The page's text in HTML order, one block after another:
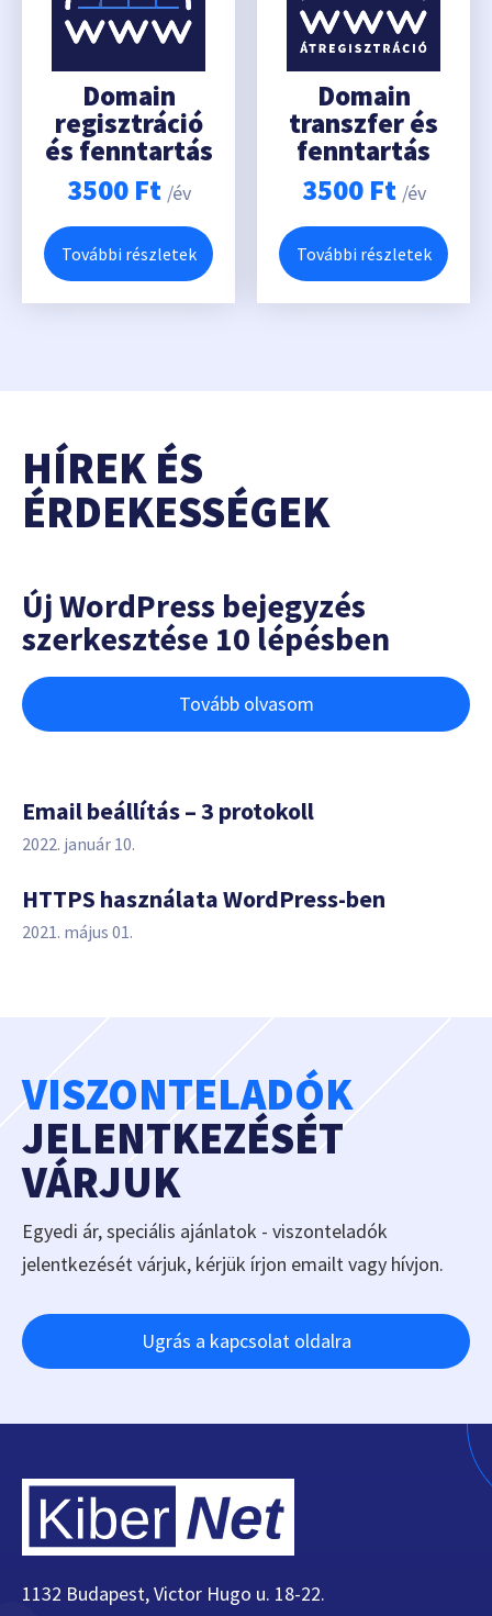
Domain
regisztráció
és fenntartás
3500 Ft /év
További részletek
Domain
transzfer és
fenntartás
3500 Ft /év
További részletek
HÍREK ÉS
ÉRDEKESSÉGEK
Új WordPress bejegyzés
szerkesztése 10 lépésben
Tovább olvasom
Email beállítás – 3 protokoll
2022. január 10.
HTTPS használata WordPress-ben
2021. május 01.
VISZONTELADÓK
JELENTKEZÉSÉT
VÁRJUK
Egyedi ár, speciális ajánlatok - viszonteladók
jelentkezését várjuk, kérjük írjon emailt vagy hívjon.
Ugrás a kapcsolat oldalra
1132 Budapest, Victor Hugo u. 18-22.